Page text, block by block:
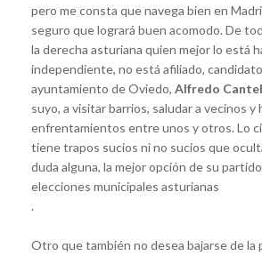
pero me consta que navega bien en
seguro que logrará buen acomodo. De
la derecha asturiana quien mejor lo está
independiente, no está afiliado,
ayuntamiento de Oviedo, Alfredo
suyo, a visitar barrios, saludar a vecinos y
enfrentamientos entre unos y otros. Lo
tiene trapos sucios ni no sucios que
duda alguna, la mejor opción de su
elecciones municipales asturianas
.
Otro que también no desea bajarse de la